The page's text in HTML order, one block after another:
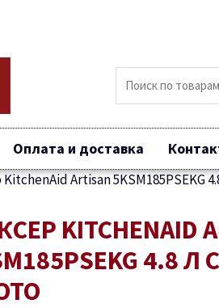
Оплата и доставка
Artisan 5KSM185PSEKG
KITCHENAID
4.8
цена
составляла
цена:
44649